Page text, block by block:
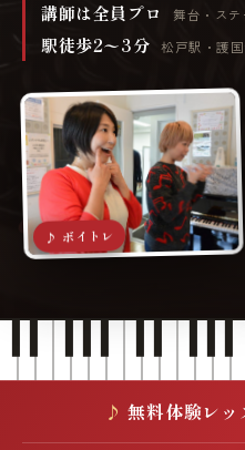
講師は全員プロ 舞台・ス
駅徒歩2〜3分 松戸駅・護
♪ ボイトレ
無料体験レッ